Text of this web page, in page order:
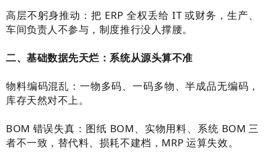
高层不躬身推动：把 ERP 全权丢给 IT 或财务，生产、
车间负责人不参与，制度推行没人撑腰。
二、基础数据先天烂：系统从源头算不准
物料编码混乱：一物多码、一码多物、半成品无编码，
库存天然对不上。
BOM 错误失真：图纸 BOM、实物用料、系统 BOM 三
者不一致，替代料、损耗不建档，MRP 运算失效。